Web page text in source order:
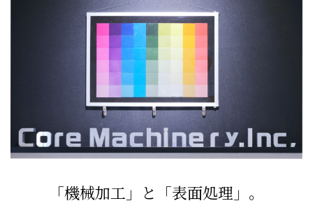
「機械加工」と「表面処理」。